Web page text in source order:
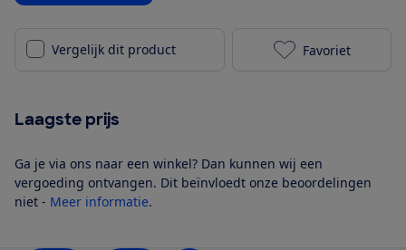
Vergelijk dit product Beats Pill
Favoriet
Laagste prijs
Ga je via ons naar een winkel? Dan kunnen wij een
vergoeding ontvangen. Dit beïnvloedt onze beoordelingen
niet - Meer informatie.